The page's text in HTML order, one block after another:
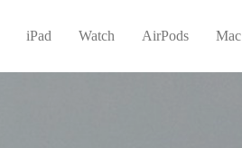
iPad Watch AirPods Mac